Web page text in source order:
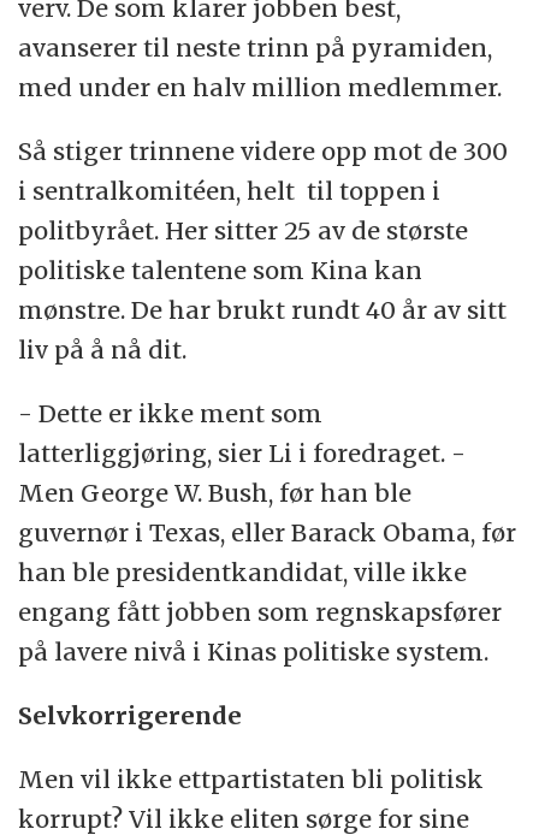
verv. De som klarer jobben best,
avanserer til neste trinn på pyramiden,
med under en halv million medlemmer.
Så stiger trinnene videre opp mot de 300
i sentralkomitéen, helt til toppen i
politbyrået. Her sitter 25 av de største
politiske talentene som Kina kan
mønstre. De har brukt rundt 40 år av sitt
liv på å nå dit.
- Dette er ikke ment som
latterliggjøring, sier Li i foredraget. -
Men George W. Bush, før han ble
guvernør i Texas, eller Barack Obama, før
han ble presidentkandidat, ville ikke
engang fått jobben som regnskapsfører
på lavere nivå i Kinas politiske system.
Selvkorrigerende
Men vil ikke ettpartistaten bli politisk
korrupt? Vil ikke eliten sørge for sine